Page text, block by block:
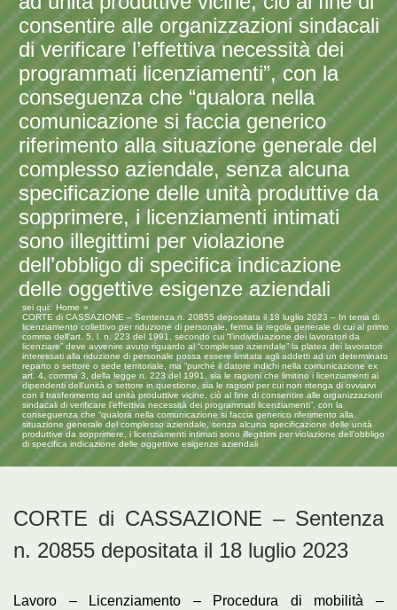
consentire alle organizzazioni sindacali
di verificare l’effettiva necessità dei
programmati licenziamenti”, con la
conseguenza che “qualora nella
comunicazione si faccia generico
riferimento alla situazione generale del
complesso aziendale, senza alcuna
specificazione delle unità produttive da
sopprimere, i licenziamenti intimati
sono illegittimi per violazione
dell’obbligo di specifica indicazione
delle oggettive esigenze aziendali
sei qui: Home
CORTE di CASSAZIONE – Sentenza n. 20855 depositata il 18 luglio 2023 – In tema di
licenziamento collettivo per riduzione di personale, ferma la regola generale di cui al primo
comma dell’art. 5, l. n. 223 del 1991, secondo cui “l’individuazione dei lavoratori da
licenziare” deve avvenire avuto riguardo al “complesso aziendale” la platea dei lavoratori
interessati alla riduzione di personale possa essere limitata agli addetti ad un determinato
reparto o settore o sede territoriale, ma “purché il datore indichi nella comunicazione ex
art. 4, comma 3, della legge n. 223 del 1991, sia le ragioni che limitino i licenziamenti ai
dipendenti dell’unità o settore in questione, sia le ragioni per cui non ritenga di ovviarvi
con il trasferimento ad unità produttive vicine, ciò al fine di consentire alle organizzazioni
sindacali di verificare l’effettiva necessità dei programmati licenziamenti”, con la
conseguenza che “qualora nella comunicazione si faccia generico riferimento alla
situazione generale del complesso aziendale, senza alcuna specificazione delle unità
produttive da sopprimere, i licenziamenti intimati sono illegittimi per violazione dell’obbligo
di specifica indicazione delle oggettive esigenze aziendali
CORTE di CASSAZIONE – Sentenza
n. 20855 depositata il 18 luglio 2023
Lavoro – Licenziamento – Procedura di mobilità –